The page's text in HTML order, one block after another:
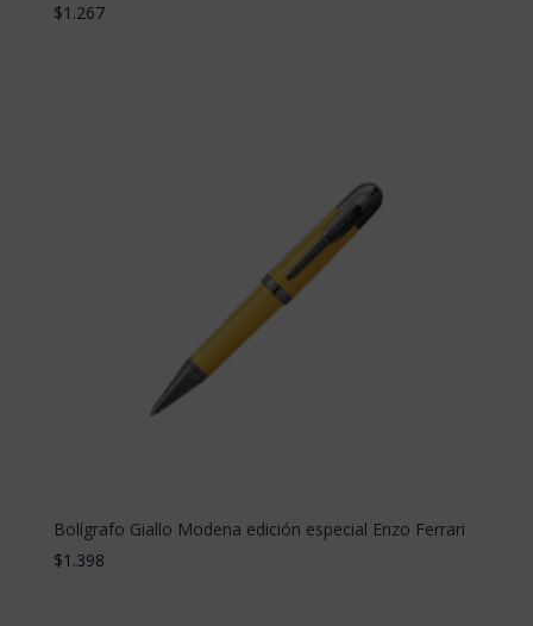
$1.267
Bolígrafo Giallo Modena edición especial Enzo Ferrari
$1.398